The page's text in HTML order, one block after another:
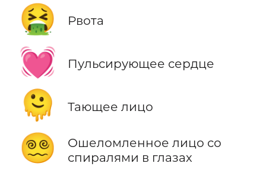
🤮 Рвота
💓 Пульсирующее сердце
🫠 Тающее лицо
😵‍💫
Ошеломленное лицо со
спиралями в глазах